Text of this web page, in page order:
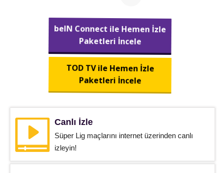
beIN Connect ile Hemen İzle
Paketleri İncele
TOD TV ile Hemen İzle
Paketleri İncele
Canlı İzle
Süper Lig maçlarını internet üzerinden canlı
izleyin!